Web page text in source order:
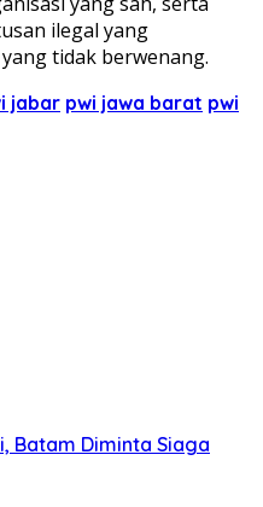
ilegal yang
tidak berwenang.
jabar pwi jawa barat pwi
Batam Diminta Siaga